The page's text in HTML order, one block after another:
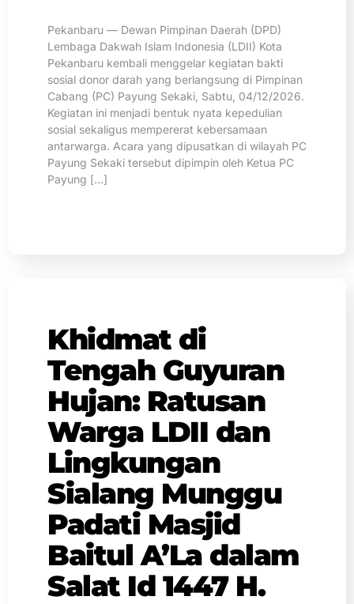
Pekanbaru — Dewan Pimpinan Daerah (DPD)
Lembaga Dakwah Islam Indonesia (LDII) Kota
Pekanbaru kembali menggelar kegiatan bakti
sosial donor darah yang berlangsung di Pimpinan
Cabang (PC) Payung Sekaki, Sabtu, 04/12/2026.
Kegiatan ini menjadi bentuk nyata kepedulian
sosial sekaligus mempererat kebersamaan
antarwarga. Acara yang dipusatkan di wilayah PC
Payung Sekaki tersebut dipimpin oleh Ketua PC
Payung […]
Khidmat di
Tengah Guyuran
Hujan: Ratusan
Warga LDII dan
Lingkungan
Sialang Munggu
Padati Masjid
Baitul A’La dalam
Salat Id 1447 H.